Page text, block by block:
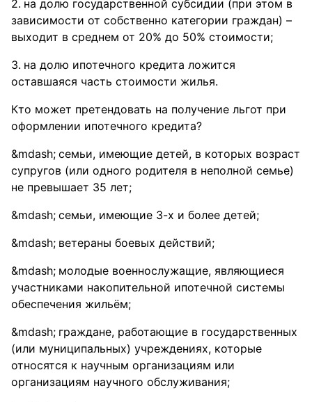
на долю государственной субсидии (при этом в
зависимости от собственно категории граждан) –
выходит в среднем от 20% до 50% стоимости;
на долю ипотечного кредита ложится
оставшаяся часть стоимости жилья.
Кто может претендовать на получение льгот при
оформлении ипотечного кредита?
семьи, имеющие детей, в которых возраст
супругов (или одного родителя в неполной семье)
не превышает 35 лет;
семьи, имеющие 3-х и более детей;
ветераны боевых действий;
молодые военнослужащие, являющиеся
участниками накопительной ипотечной системы
обеспечения жильём;
граждане, работающие в государственных
(или муниципальных) учреждениях, которые
относятся к научным организациям или
организациям научного обслуживания;